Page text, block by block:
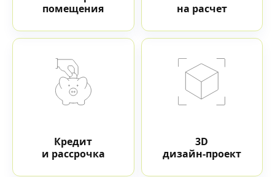
помещения
на расчет
Кредит
и рассрочка
3D
дизайн-проект